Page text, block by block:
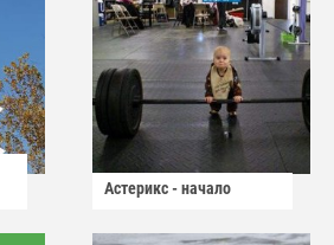
Астерикс - начало